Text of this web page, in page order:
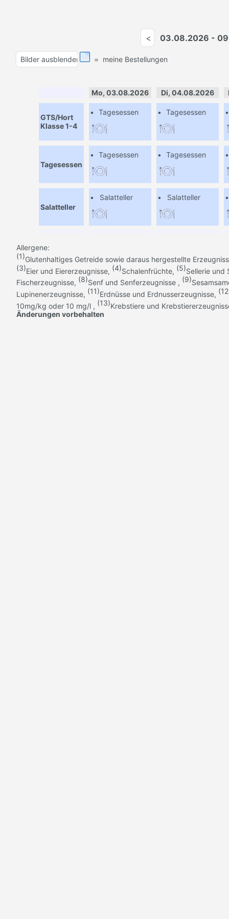
03.08.2026 -
= meine Bestellungen
Mo, 03.08.2026 Di, 04.08.2026
GTS/Hort
Klasse 1-4
• Tagesessen • Tagesessen
Tagesessen
• Tagesessen • Tagesessen
Salatteller
• Salatteller • Salatteller
Allergene:
(1)Glutenhaltiges Getreide sowie daraus hergestellte
(3)Eier und Eiererzeugnisse, (4)Schalenfrüchte, (5)Sellerie und
Fischerzeugnisse, (8)Senf und Senferzeugnisse , (9)
Lupinenerzeugnisse, (11)Erdnüsse und Erdnusserzeugnisse,
10mg/kg oder 10 mg/l , (13)Krebstiere und
Änderungen vorbehalten